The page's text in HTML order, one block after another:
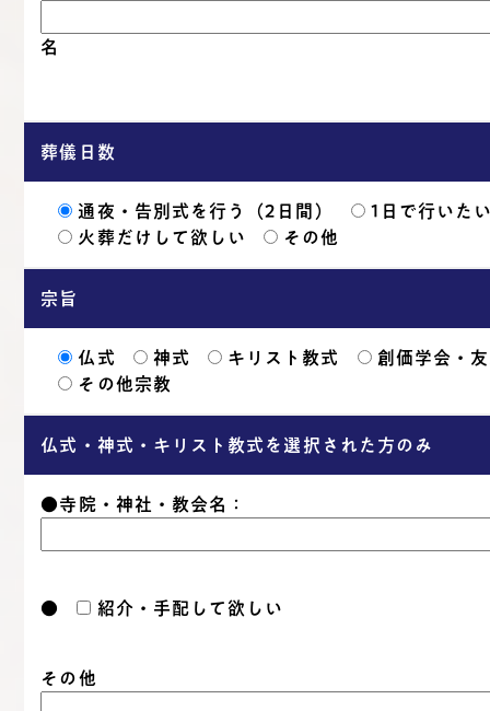
名
葬儀日数
通夜・告別式を行う（2日間）
1日で行いた
火葬だけして欲しい
その他
宗旨
仏式 神式 キリスト教式
創価学会・
その他宗教
仏式・神式・キリスト教式を選択された方のみ
●寺院・神社・教会名：
● 紹介・手配して欲しい
その他